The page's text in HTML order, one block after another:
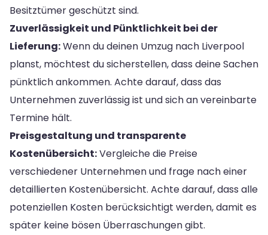
Besitztümer geschützt sind.
Zuverlässigkeit und Pünktlichkeit bei der
Lieferung:Wenn du deinen Umzug nach Liverpool
planst, möchtest du sicherstellen, dass deine Sachen
pünktlich ankommen. Achte darauf, dass das
Unternehmen zuverlässig ist und sich an vereinbarte
Termine hält.
Preisgestaltung und transparente
Kostenübersicht:Vergleiche die Preise
verschiedener Unternehmen und frage nach einer
detaillierten Kostenübersicht. Achte darauf, dass alle
potenziellen Kosten berücksichtigt werden, damit es
später keine bösen Überraschungen gibt.